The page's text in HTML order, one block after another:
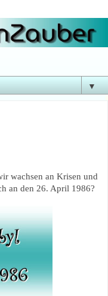
▼
wachsen an Krisen und
an den 26. April 1986?